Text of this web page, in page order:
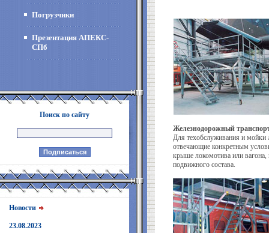
Погрузчики
Презентация АПЕКС-
СПб
Поиск по сайту
Новости
23.08.2023
Железнодорожный
Для техобслуживания и мойки
отвечающие конкретным
крыше локомотива или вагона,
подвижного состава.